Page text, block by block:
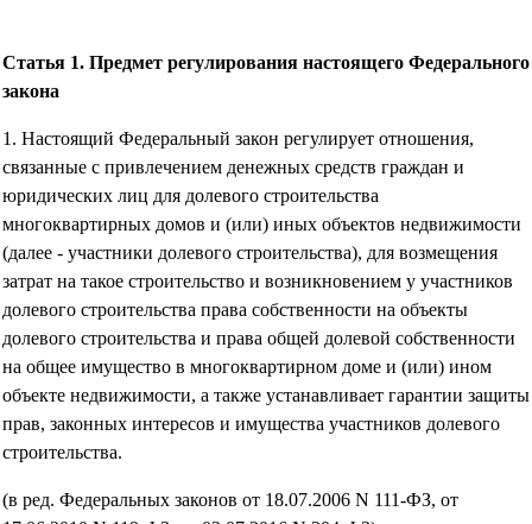
Статья 1. Предмет регулирования настоящего Федерального
закона
1. Настоящий Федеральный закон регулирует отношения,
связанные с привлечением денежных средств граждан и
юридических лиц для долевого строительства
многоквартирных домов и (или) иных объектов недвижимости
(далее - участники долевого строительства), для возмещения
затрат на такое строительство и возникновением у участников
долевого строительства права собственности на объекты
долевого строительства и права общей долевой собственности
на общее имущество в многоквартирном доме и (или) ином
объекте недвижимости, а также устанавливает гарантии защиты
прав, законных интересов и имущества участников долевого
строительства.
(в ред. Федеральных законов от 18.07.2006 N 111-ФЗ, от